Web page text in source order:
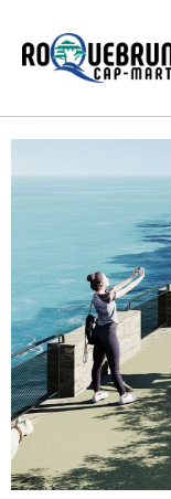
Aller à la